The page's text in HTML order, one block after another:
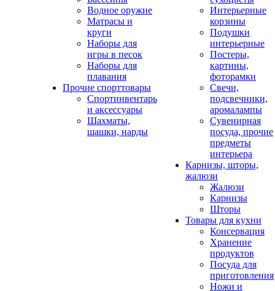
Водное оружие
Матрасы и
круги
Наборы для
игры в песок
Наборы для
плавания
Прочие спорттовары
Спортинвентарь
и аксессуары
Шахматы,
шашки, нарды
Интерьерные
корзины
Подушки
интерьерные
Постеры,
картины,
фоторамки
Свечи,
подсвечники,
аромалампы
Сувенирная
посуда, прочие
предметы
интерьера
Карнизы, шторы,
жалюзи
Жалюзи
Карнизы
Шторы
Товары для кухни
Консервация
Хранение
продуктов
Посуда для
приготовления
Ножи и